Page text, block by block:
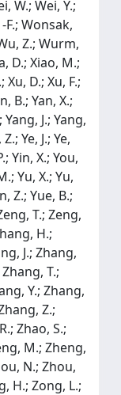
W.; Wei, Y.;
F.; Wonsak,
Z.; Wurm,
D.; Xiao, M.;
Xu, D.; Xu, F.;
B.; Yan, X.;
J.; Yang,
Ye, J.; Ye,
Yin, X.; You,
Yu, X.; Yu,
Z.; Yue, B.;
T.; Zeng,
H.;
J.; Zhang,
T.;
Y.; Zhang,
Z.;
Zhao, S.;
M.; Zheng,
N.; Zhou,
H.; Zong, L.;